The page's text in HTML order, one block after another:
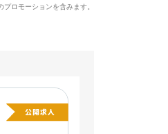
ロモーションを含みます。